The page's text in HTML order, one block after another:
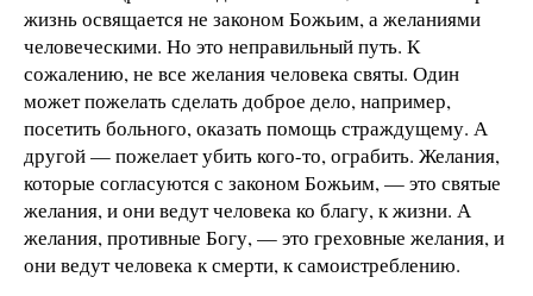
жизнь освящается не законом Божьим, а желаниями
человеческими. Но это неправильный путь. К
сожалению, не все желания человека святы. Один
может пожелать сделать доброе дело, например,
посетить больного, оказать помощь страждущему. А
другой — пожелает убить кого-то, ограбить. Желания,
которые согласуются с законом Божьим, — это святые
желания, и они ведут человека ко благу, к жизни. А
желания, противные Богу, — это греховные желания, и
они ведут человека к смерти, к самоистреблению.